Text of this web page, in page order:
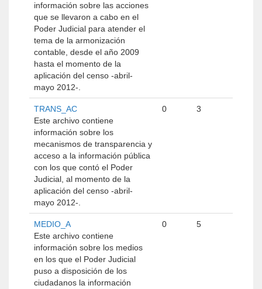
información sobre las acciones
que se llevaron a cabo en el
Poder Judicial para atender el
tema de la armonización
contable, desde el año 2009
hasta el momento de la
aplicación del censo -abril-
mayo 2012-.
TRANS_AC
Este archivo contiene
información sobre los
mecanismos de transparencia y
acceso a la información pública
con los que contó el Poder
Judicial, al momento de la
aplicación del censo -abril-
mayo 2012-.
0 3
MEDIO_A
Este archivo contiene
información sobre los medios
en los que el Poder Judicial
puso a disposición de los
ciudadanos la información
0 5